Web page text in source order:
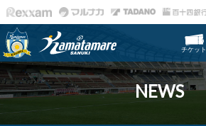
チケット
NEWS